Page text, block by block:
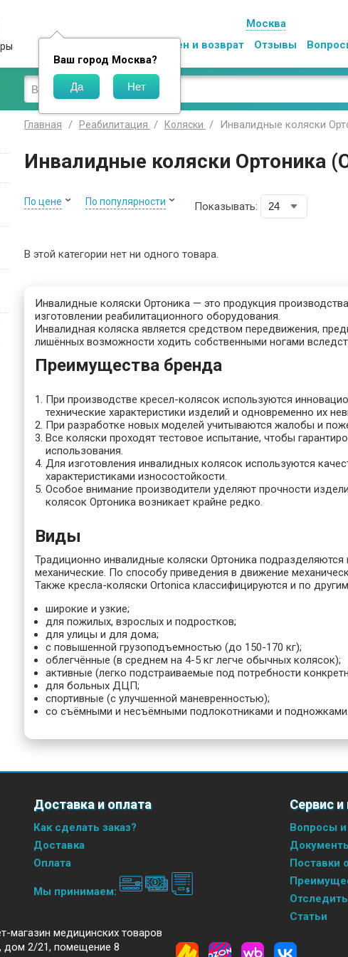
Москва
Ваш город Москва?
Обмен и возврат Отзывы
Главная Реабилитация Коляски Инвалидные коляски
Инвалидные коляски Ортоника
По цене По популярности Показывать:
В этой категории нет ни одного товара.
Инвалидные коляски Ортоника — это продукция
изготовлении реабилитационного оборудования.
Инвалидная коляска является средством передвижения,
лишённых возможности ходить собственными ногами
Преимущества бренда
При производстве кресел-колясок используются
технические характеристики изделий и одновременно их
При разработке новых моделей учитываются жалобы и
Все коляски проходят тестовое испытание, чтобы
использования.
Для изготовления инвалидных колясок используются
характеристиками износостойкости.
Особое внимание производители уделяют прочности
колясок Ортоника возникает крайне редко.
Виды
Традиционно инвалидные коляски Ортоника
механические. По способу приведения в движение
Также кресла-коляски Ortonica классифицируются и по
широкие и узкие;
для пожилых, взрослых и подростков;
для улицы и для дома;
с повышенной грузоподъемностью (до 150-170 кг);
облегчённые (в среднем на 4-5 кг легче обычных колясок);
активные (легко подстраиваемые под потребности
для больных ДЦП;
спортивные (с улучшенной маневренностью);
со съёмными и несъёмными подлокотниками и подножками.
Доставка и оплата
Как сделать заказ?
Доставка
Оплата
Мы принимаем:
Сервис
Вопросы
Поставки
Статьи
магазин медицинских товаров
дом 2/21, помещение 8